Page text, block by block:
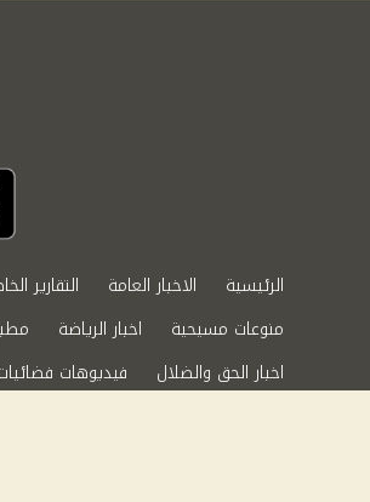
الرئيسية الاخبار العامة التقارير
منوعات مسيحية
اخبار الرياضة
اخبار الحق والضلال
فيديوهات